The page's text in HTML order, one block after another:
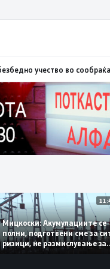
МВР: Превентивни
Мицкоски:
полни, подготвени сме
ризици, не
поскапување на струјата